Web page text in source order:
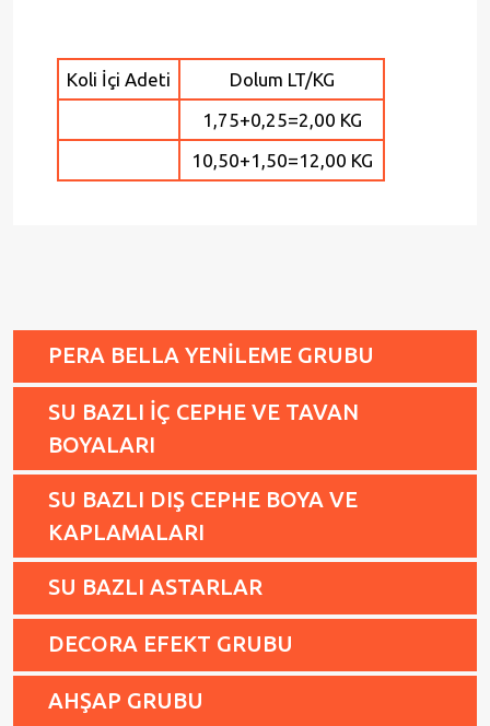
PERA BELLA YENİLEME GRUBU
SU BAZLI İÇ CEPHE VE TAVAN
BOYALARI
SU BAZLI DIŞ CEPHE BOYA VE
KAPLAMALARI
SU BAZLI ASTARLAR
DECORA EFEKT GRUBU
AHŞAP GRUBU
Koli İçi Adeti
Dolum LT/KG
1,75+0,25=2,00 KG
10,50+1,50=12,00 KG